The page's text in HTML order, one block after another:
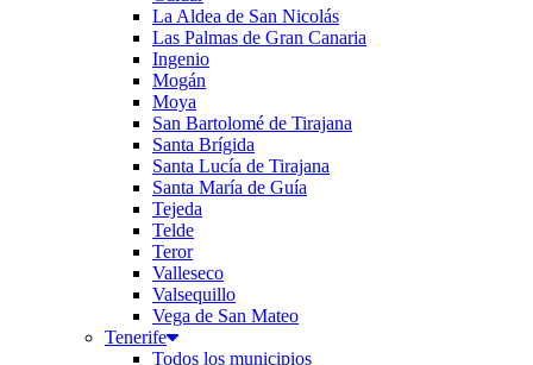
La Aldea de San Nicolás
Las Palmas de Gran Canaria
Ingenio
Mogán
Moya
San Bartolomé de Tirajana
Santa Brígida
Santa Lucía de Tirajana
Santa María de Guía
Tejeda
Telde
Teror
Valleseco
Valsequillo
Vega de San Mateo
Tenerife
Todos los municipios